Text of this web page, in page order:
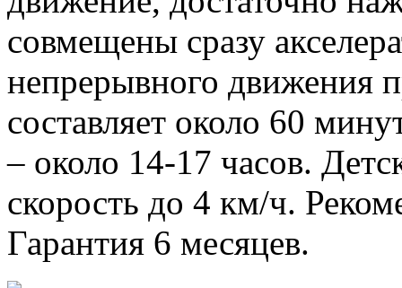
совмещены сразу
непрерывного движения
составляет около 60
– около 14-17 часов.
скорость до 4 км/ч.
Гарантия 6 месяцев.